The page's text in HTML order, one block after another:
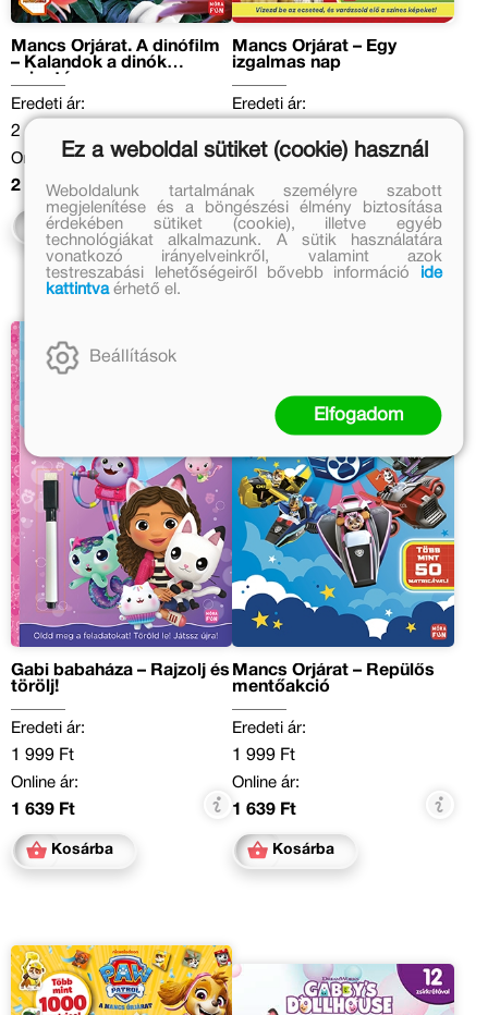
Mancs Őrjárat. A dinófilm
– Kalandok a dinók
szigetén
Eredeti ár:
2 499 Ft
Online ár:
2 049 Ft
Kosárba
Mancs Őrjárat – Egy
izgalmas nap
Eredeti ár:
Online ár:
2 869 Ft
Kosárba
Gabi babaháza – Rajzolj és
törölj!
Eredeti ár:
1 999 Ft
Online ár:
1 639 Ft
Kosárba
Mancs Őrjárat – Repülős
mentőakció
Eredeti ár:
1 999 Ft
Online ár:
1 639 Ft
Kosárba
Ez a weboldal sütiket (cookie) használ
Weboldalunk tartalmának személyre szabott
megjelenítése és a böngészési élmény biztosítása
érdekében sütiket (cookie), illetve egyéb
technológiákat alkalmazunk. A sütik használatára
vonatkozó irányelveinkről, valamint azok
testreszabási lehetőségeiről bővebb információ
ide
kattintvaérhető el.
Beállítások
Elfogadom